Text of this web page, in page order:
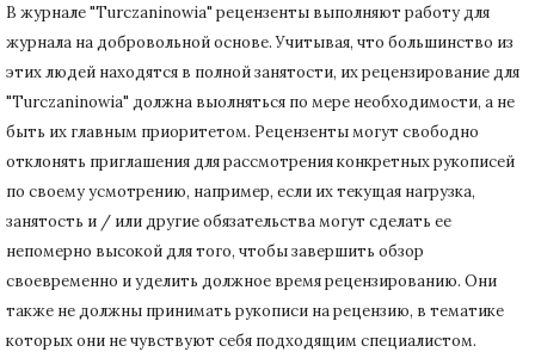
В журнале "Turczaninowia" рецензенты выполняют работу для
журнала на добровольной основе.Учитывая, что большинство из
этих людей находятся в полной занятости, их рецензирование для
"Turczaninowia" должна выолняться по мере необходимости, а не
быть их главным приоритетом. Рецензенты могут свободно
отклонять приглашения для рассмотрения конкретных рукописей
по своему усмотрению, например, если их текущая нагрузка,
занятость и / или другие обязательства могут сделать ее
непомерно высокой для того, чтобы завершить обзор
своевременно и уделить должное время рецензированию. Они
также не должны принимать рукописи на рецензию, в тематике
которых они не чувствуют себя подходящим специалистом.